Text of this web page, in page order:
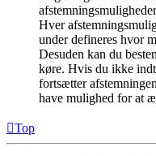
Hver
under defineres hvor
Desuden kan du
køre. Hvis du ikke
fortsætter
have mulighed for at
Top